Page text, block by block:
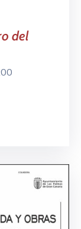
del